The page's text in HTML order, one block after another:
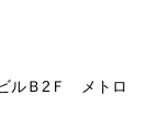
ルＢ2Ｆ メトロ